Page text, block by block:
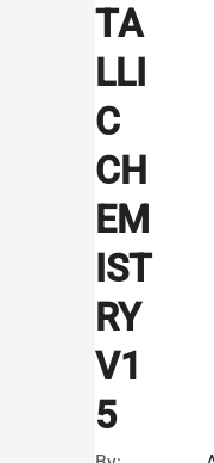
TA
LLI
C
CH
EM
IST
RY
V1
5